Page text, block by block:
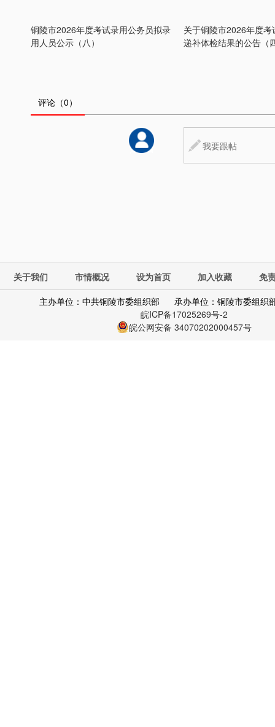
铜陵市2026年度考试录用公务员拟录
用人员公示（八）
关于铜陵市2026年度
递补体检结果的公告（
评论 （0）
关于我们 市情概况 设为首页 加入收藏
免
主办单位：中共铜陵市委组织部
承办单位：铜陵市委组织
皖ICP备17025269号-2
皖公网安备 34070202000457号